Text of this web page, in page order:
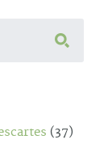
(37)